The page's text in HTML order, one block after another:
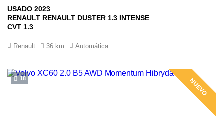
USADO 2023
RENAULT RENAULT DUSTER 1.3 INTENSE
CVT 1.3
Renault 36 km Automática
NUEVO
18